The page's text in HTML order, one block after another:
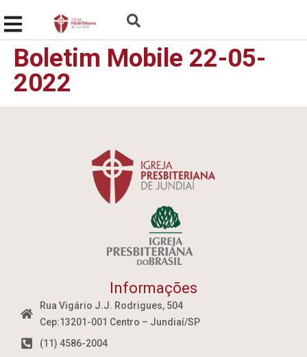
Boletim Mobile 22-05-
2022
Informações
Rua Vigário J.J. Rodrigues, 504
Cep:13201-001 Centro – Jundiaí/SP
(11) 4586-2004